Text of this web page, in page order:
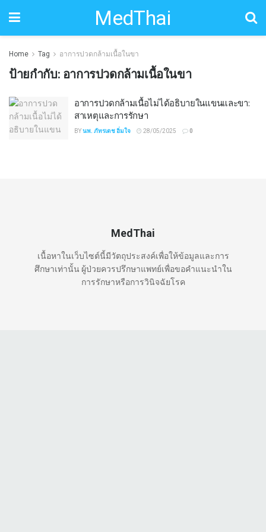
MedThai
Home Tag อาการปวดกล้ามเนื้อในขา
ป้ายกำกับ: อาการปวดกล้ามเนื้อในขา
อาการปวดกล้ามเนื้อไม่ได้อธิบายในแขนและขา:
สาเหตุและการรักษา
BYนพ. ภัทรเดช อิ่มใจ 28/05/2025 0
MedThai
เนื้อหาในเว็บไซต์นี้มีวัตถุประสงค์เพื่อให้ข้อมูลและการ
ศึกษาเท่านั้น ผู้ป่วยควรปรึกษาแพทย์เพื่อขอคำแนะนำใน
การรักษาหรือการวินิจฉัยโรค